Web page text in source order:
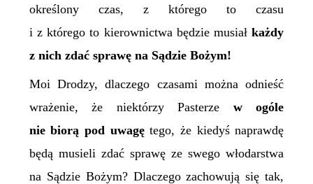
określony czas, z którego to czasu
i z którego to kierownictwa będzie musiałkażdy
z nich zdać sprawę na Sądzie Bożym!
Moi Drodzy, dlaczego czasami można odnieść
wrażenie, że niektórzy Pasterze w ogóle
nie biorą pod uwagętego, że kiedyś naprawdę
będą musieli zdać sprawę ze swego włodarstwa
na Sądzie Bożym? Dlaczego zachowują się tak,